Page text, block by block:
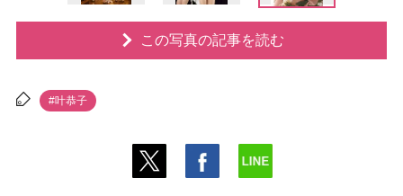
この写真の記事を読む
#叶恭子